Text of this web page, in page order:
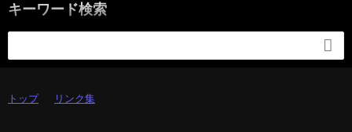
キーワード検索

トップ リンク集